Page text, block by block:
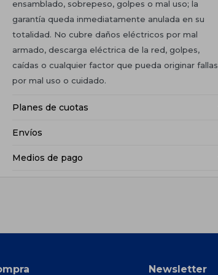
ensamblado, sobrepeso, golpes o mal uso; la
garantía queda inmediatamente anulada en su
totalidad. No cubre daños eléctricos por mal
armado, descarga eléctrica de la red, golpes,
caídas o cualquier factor que pueda originar fallas
por mal uso o cuidado.
Planes de cuotas
Envíos
Medios de pago
Newsletter